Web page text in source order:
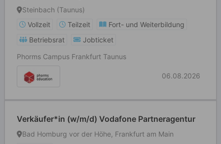
Steinbach (Taunus)
Vollzeit
Teilzeit
Fort- und Weiterbildung
Betriebsrat
Jobticket
Phorms Campus Frankfurt Taunus
06.08.2026
Verkäufer*in (w/m/d) Vodafone Partneragentur
Bad Homburg vor der Höhe, Frankfurt am Main